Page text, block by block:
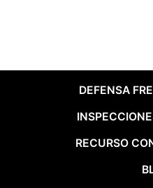
DEFENSA
RECURSO